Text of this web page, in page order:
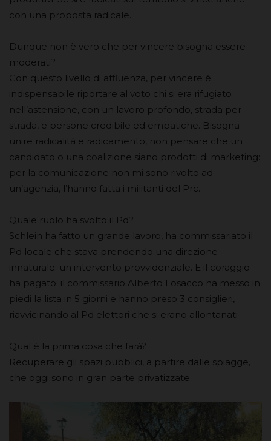
con una proposta radicale.
Dunque non è vero che per vincere bisogna essere
moderati?
Con questo livello di affluenza, per vincere è
indispensabile riportare al voto chi si era rifugiato
nell’astensione, con un lavoro profondo, strada per
strada, e persone credibile ed empatiche. Bisogna
unire radicalità e radicamento, non pensare che un
candidato o una coalizione siano prodotti di marketing:
per la comunicazione non mi sono rivolto ad
un’agenzia, l’hanno fatta i militanti del Prc.
Quale ruolo ha svolto il Pd?
Schlein ha fatto un grande lavoro, ha commissariato il
Pd locale che stava prendendo una direzione
innaturale: un intervento provvidenziale. E il coraggio
ha pagato: il commissario Alberto Losacco ha messo in
piedi la lista in 5 giorni e hanno preso 3 consiglieri,
riavvicinando al Pd elettori che si erano allontanati
Qual è la prima cosa che farà?
Recuperare gli spazi pubblici, a partire dalle spiagge,
che oggi sono in gran parte privatizzate.